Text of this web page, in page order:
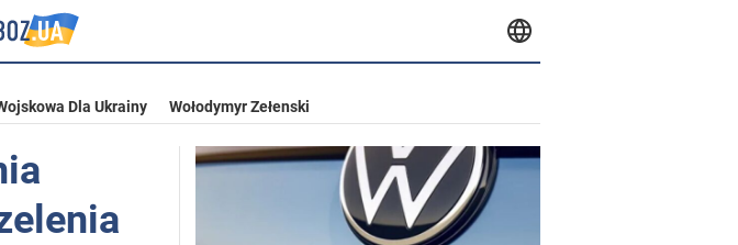
Dla Ukrainy Wołodymyr Zełenski